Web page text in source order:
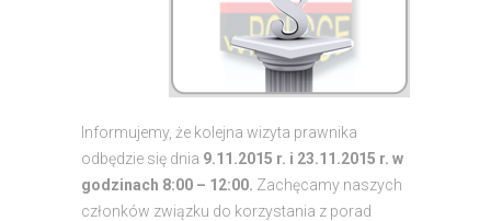
Informujemy, że kolejna wizyta prawnika
odbędzie się dnia 9.11.2015 r. i 23.11.2015 r. w
godzinach 8:00 – 12:00. Zachęcamy naszych
członków związku do korzystania z porad